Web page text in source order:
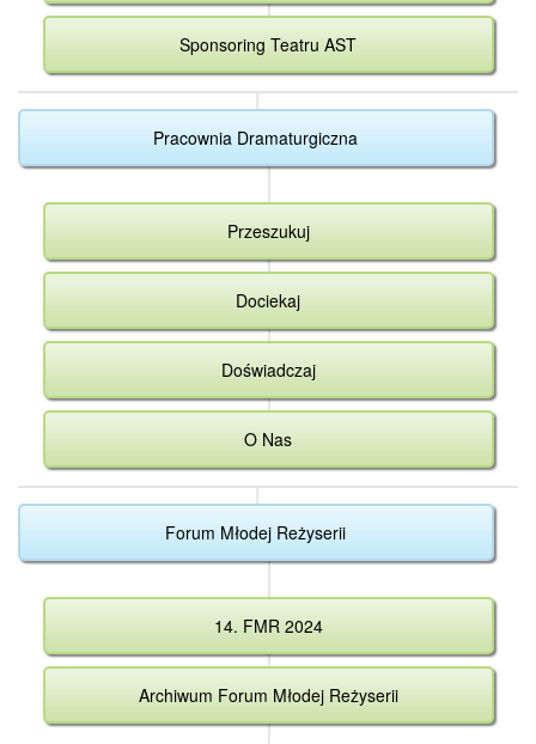
Sponsoring Teatru AST
Pracownia Dramaturgiczna
Przeszukuj
Dociekaj
Doświadczaj
O Nas
Forum Młodej Reżyserii
14. FMR 2024
Archiwum Forum Młodej Reżyserii